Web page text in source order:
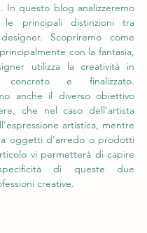
In questo blog analizzeremo
principali distinzioni tra
Scopriremo come
con la fantasia,
utilizza la creatività in
e finalizzato.
anche il diverso obiettivo
che nel caso dell'artista
artistica, mentre
oggetti d'arredo o prodotti
vi permetterà di capire
di queste due
creative.